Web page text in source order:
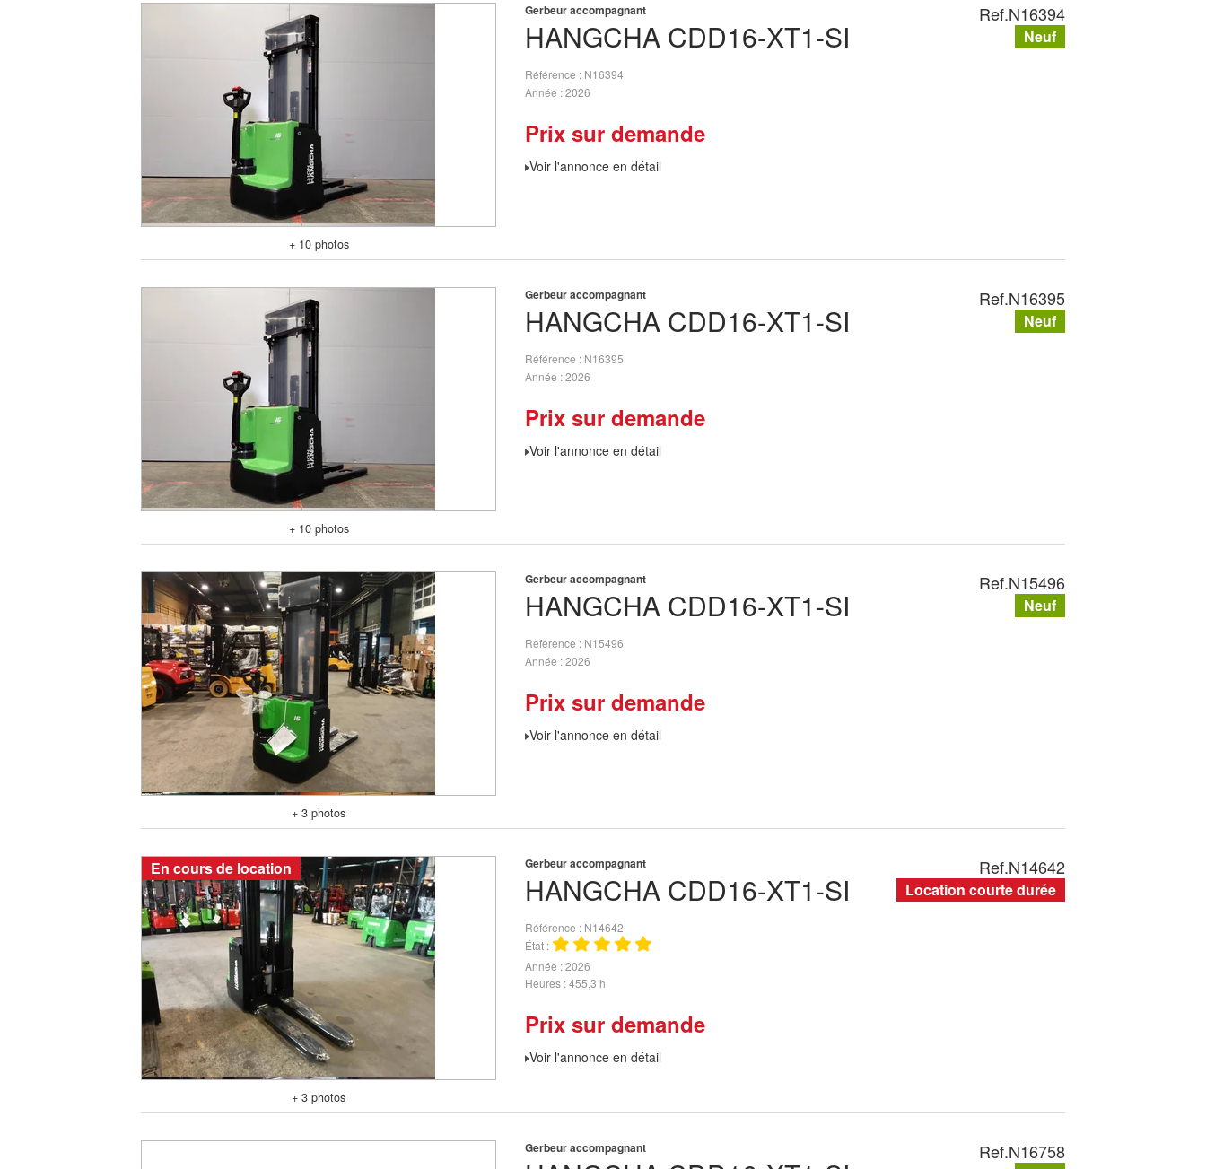
+ 10 photos
HANGCHA CDD16-XT1-SI
Gerbeur accompagnant
Référence
N16394
Année 2026
Prix sur demande
Voir l'annonce en détail
Ref.N16394
Neuf
+ 10 photos
HANGCHA CDD16-XT1-SI
Gerbeur accompagnant
Référence
N16395
Année 2026
Prix sur demande
Voir l'annonce en détail
Ref.N16395
Neuf
+ 3 photos
HANGCHA CDD16-XT1-SI
Gerbeur accompagnant
Référence
N15496
Année 2026
Prix sur demande
Voir l'annonce en détail
Ref.N15496
Neuf
En cours de location
+ 3 photos
HANGCHA CDD16-XT1-SI
Gerbeur accompagnant
Référence
N14642
État
Année 2026
Heures 455,3 h
Prix sur demande
Voir l'annonce en détail
Ref.N14642
Location courte durée
Gerbeur accompagnant Ref.N16758